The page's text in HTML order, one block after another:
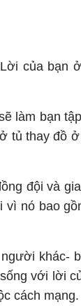
của bạn
làm bạn
tủ thay đồ
đội và
nó bao
khác-
với lời
cách mạng.